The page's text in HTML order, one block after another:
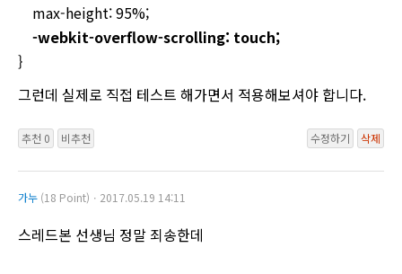
max-height: 95%;
-webkit-overflow-scrolling: touch;
}
그런데 실제로 직접 테스트 해가면서 적용해보셔야 합니다.
추천 0 비추천 수정하기 삭제
가누 (18 Point)ㆍ2017.05.19 14:11
스레드본 선생님 정말 죄송한데